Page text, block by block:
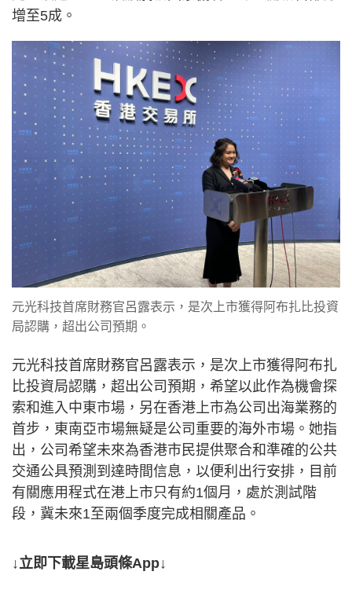
增至5成。
元光科技首席財務官呂露表示，是次上市獲得阿布扎比投資
局認購，超出公司預期。
元光科技首席財務官呂露表示，是次上市獲得阿布扎
比投資局認購，超出公司預期，希望以此作為機會探
索和進入中東市場，另在香港上市為公司出海業務的
首步，東南亞市場無疑是公司重要的海外市場。她指
出，公司希望未來為香港市民提供聚合和準確的公共
交通公具預測到達時間信息，以便利出行安排，目前
有關應用程式在港上市只有約1個月，處於測試階
段，冀未來1至兩個季度完成相關產品。
↓立即下載星島頭條App↓